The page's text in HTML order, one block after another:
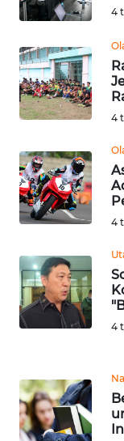
4
4
4
4
PAKPAK
WN
KARAWANG
WN
BEKASI
WN
BOGOR
WN
DEPOK
WN
WN
SAMOSIR